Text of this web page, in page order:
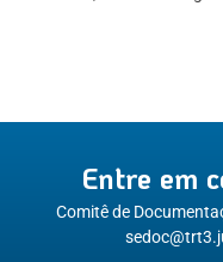
Entre em
Comitê de